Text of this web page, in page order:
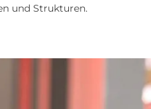
und Strukturen.